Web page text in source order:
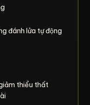
đánh lửa tự động
thiểu thất